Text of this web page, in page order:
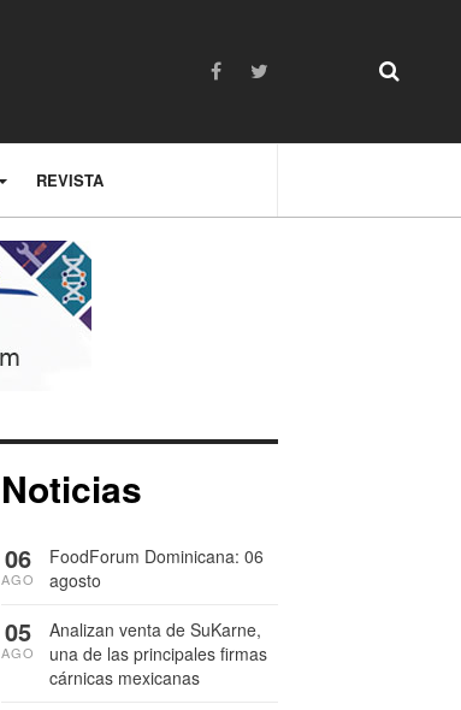
REVISTA
Noticias
FoodForum Dominicana: 06
agosto
06
AGO
Analizan venta de SuKarne,
una de las principales firmas
cárnicas mexicanas
05
AGO